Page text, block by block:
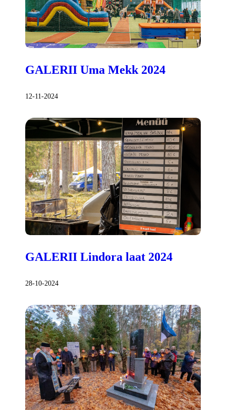
GALERII Uma Mekk 2024
12-11-2024
GALERII Lindora laat 2024
28-10-2024